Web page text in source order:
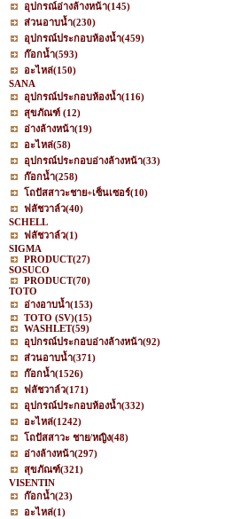
อุปกรณ์อ่างล้างหน้า(145)
ส่วนอาบน้ำ(230)
อุปกรณ์ประกอบห้องน้ำ(459)
ก๊อกน้ำ(593)
อะไหล่(150)
SANA
อุปกรณ์ประกอบห้องน้ำ(116)
สุขภัณฑ์ (12)
อ่างล้างหน้า(19)
อะไหล่(58)
อุปกรณ์ประกอบอ่างล้างหน้า(33)
ก๊อกน้ำ(258)
โถปัสสาวะชาย+เซ็นเซอร์(10)
ฟลัชวาล์ว(40)
SCHELL
ฟลัชวาล์ว(1)
SIGMA
PRODUCT(27)
SOSUCO
PRODUCT(70)
TOTO
อ่างอาบน้ำ(153)
TOTO (SV)(15)
WASHLET(59)
อุปกรณ์ประกอบอ่างล้างหน้า(92)
ส่วนอาบน้ำ(371)
ก๊อกน้ำ(1526)
ฟลัชวาล์ว(171)
อุปกรณ์ประกอบห้องน้ำ(332)
อะไหล่(1242)
โถปัสสาวะ ชาย/หญิง(48)
อ่างล้างหน้า(297)
สุขภัณฑ์(321)
VISENTIN
ก๊อกน้ำ(23)
อะไหล่(1)